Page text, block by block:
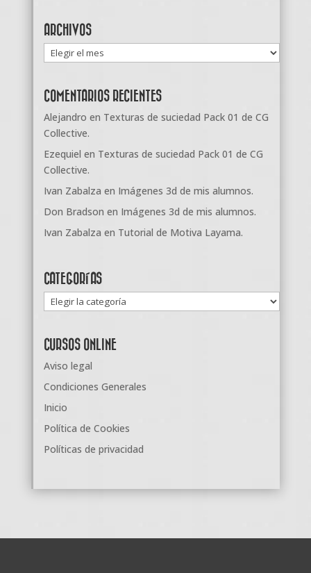
ARCHIVOS
Archivos
COMENTARIOS RECIENTES
Alejandro en Texturas de suciedad Pack 01 de CG
Collective.
Ezequiel en Texturas de suciedad Pack 01 de CG
Collective.
Ivan Zabalza en Imágenes 3d de mis alumnos.
Don Bradson en Imágenes 3d de mis alumnos.
Ivan Zabalza en Tutorial de Motiva Layama.
CATEGORÍAS
Categorías
CURSOS ONLINE
Aviso legal
Condiciones Generales
Inicio
Política de Cookies
Políticas de privacidad